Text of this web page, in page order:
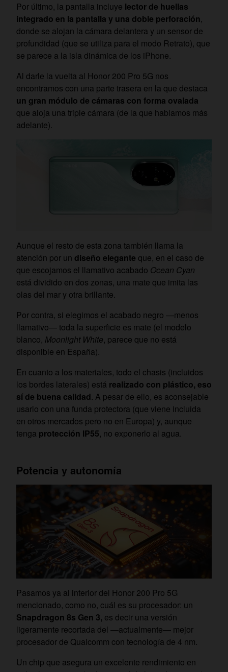
Por último, la pantalla incluye lector de huellas
integrado en la pantalla y una doble perforación,
donde se alojan la cámara delantera y un sensor de
profundidad (que se utiliza para el modo Retrato), que
se parece a la isla dinámica de los iPhone.
Al darle la vuelta al Honor 200 Pro 5G nos
encontramos con una parte trasera en la que destaca
un gran módulo de cámaras con forma ovalada
que aloja una triple cámara (de la que hablamos más
adelante).
Aunque el resto de esta zona también llama la
atención por un diseño elegante que, en el caso de
que escojamos el llamativo acabado Ocean Cyan
está dividido en dos zonas, una mate que imita las
olas del mar y otra brillante.
Por contra, si elegimos el acabado negro —menos
llamativo— toda la superficie es mate (el modelo
blanco, Moonlight White, parece que no está
disponible en España).
En cuanto a los materiales, todo el chasis (incluidos
los bordes laterales) está realizado con plástico, eso
sí de buena calidad. A pesar de ello, es aconsejable
usarlo con una funda protectora (que viene incluida
en otros mercados pero no en Europa) y, aunque
tenga protección IP55, no exponerlo al agua.
Potencia y autonomía
Pasamos ya al interior del Honor 200 Pro 5G
mencionado, como no, cuál es su procesador: un
Snapdragon 8s Gen 3, es decir una versión
ligeramente recortada del —actualmente— mejor
procesador de Qualcomm con tecnología de 4 nm.
Un chip que asegura un excelente rendimiento en